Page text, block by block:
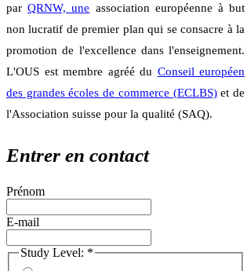
parQRNW, une association européenne à but
non lucratif de premier plan qui se consacre à la
promotion de l'excellence dans l'enseignement.
L'OUS est membre agréé du Conseil européen
des grandes écoles de commerce (ECLBS)et de
l'Association suisse pour la qualité (SAQ).
Entrer en contact
Prénom
E-mail
Study Level: *